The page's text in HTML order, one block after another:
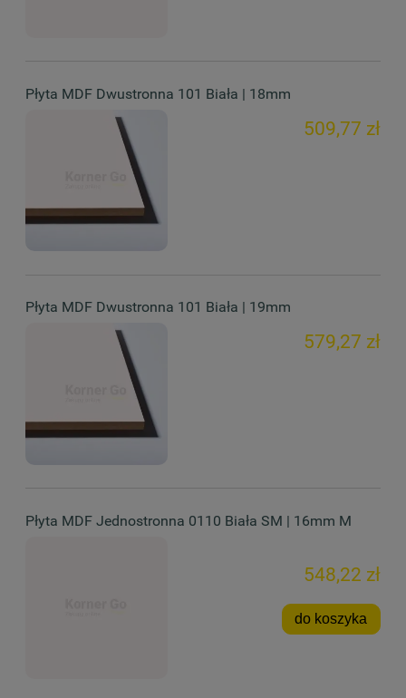
Płyta MDF Dwustronna 101 Biała | 18mm
509,77 zł
Płyta MDF Dwustronna 101 Biała | 19mm
579,27 zł
Płyta MDF Jednostronna 0110 Biała SM | 16mm M
548,22 zł
do koszyka